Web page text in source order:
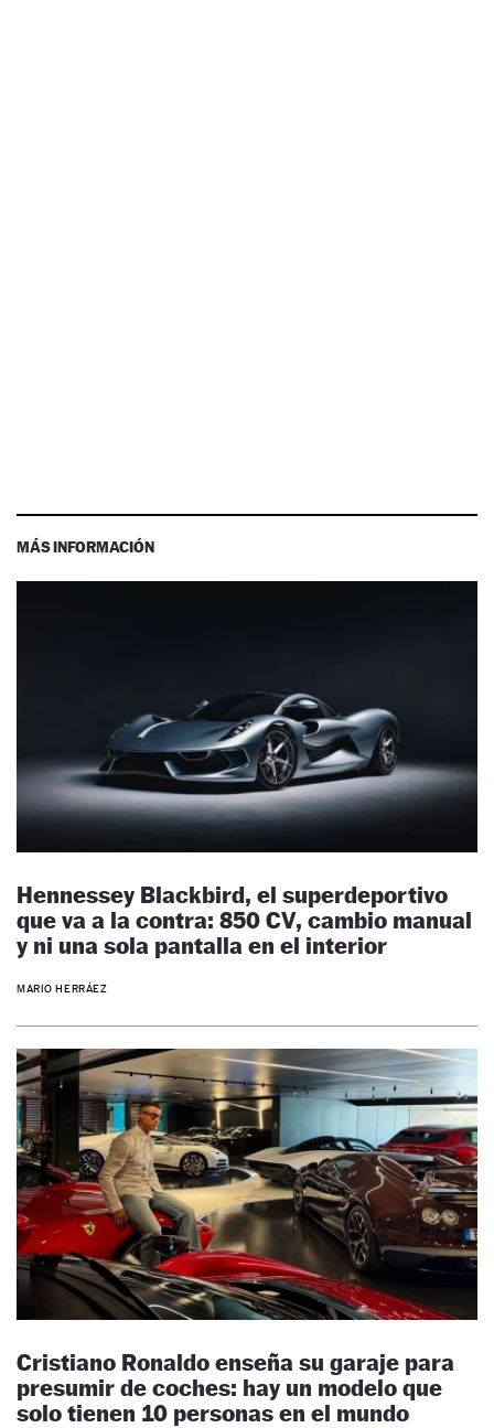
MÁS INFORMACIÓN
Hennessey Blackbird, el superdeportivo
que va a la contra: 850 CV, cambio manual
y ni una sola pantalla en el interior
MARIO HERRÁEZ
Cristiano Ronaldo enseña su garaje para
presumir de coches: hay un modelo que
solo tienen 10 personas en el mundo